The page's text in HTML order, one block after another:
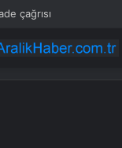
çağrısı